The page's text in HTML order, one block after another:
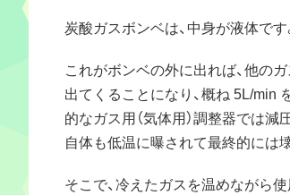
炭酸ガスボンベは、中身が液体です
これがボンベの外に出れば、他の
出てくることになり、概ね 5L/min
的なガス用（気体用）調整器では減
自体も低温に曝されて最終的には
そこで、冷えたガスを温めながら